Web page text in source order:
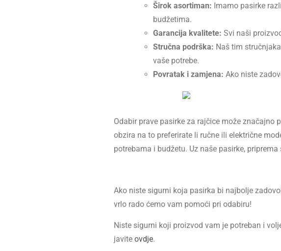
Širok asortiman: Imamo pasirke
budžetima.
Garancija kvalitete: Svi naši
Stručna podrška: Naš tim
vaše potrebe.
Povratak i zamjena: Ako niste
Odabir prave pasirke za rajčice može
obzira na to preferirate li ručne ili električne
potrebama i budžetu. Uz naše pasirke,
Ako niste sigurni koja pasirka bi najbolje
vrlo rado ćemo vam pomoći pri odabiru!
Niste sigurni koji proizvod vam je potreban i
javite ovdje.